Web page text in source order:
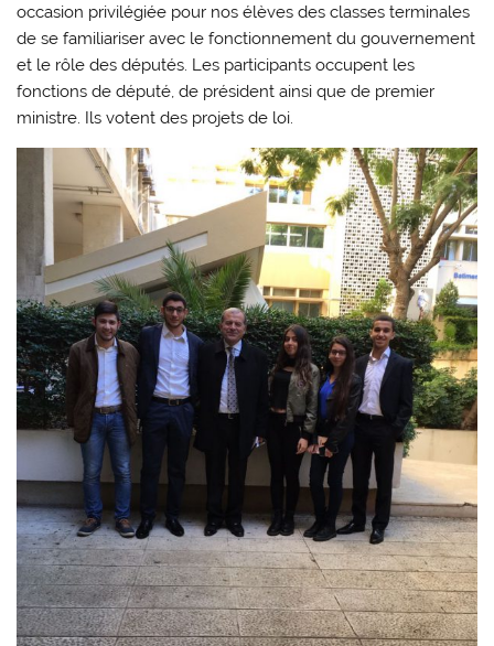
occasion privilégiée pour nos élèves des classes terminales
de se familiariser avec le fonctionnement du gouvernement
et le rôle des députés. Les participants occupent les
fonctions de député, de président ainsi que de premier
ministre. Ils votent des projets de loi.